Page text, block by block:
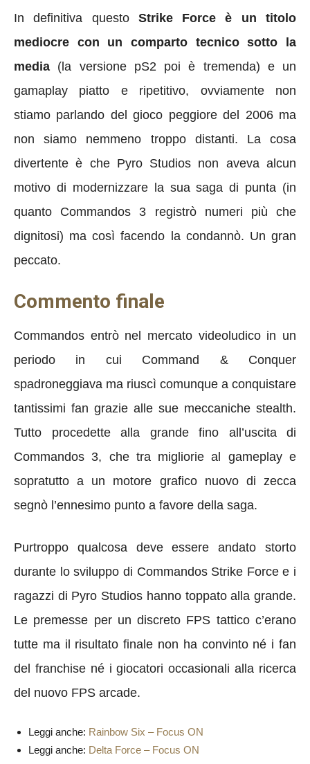
In definitiva questo Strike Force è un titolo
mediocre con un comparto tecnico sotto la
media (la versione pS2 poi è tremenda) e un
gamaplay piatto e ripetitivo, ovviamente non
stiamo parlando del gioco peggiore del 2006 ma
non siamo nemmeno troppo distanti. La cosa
divertente è che Pyro Studios non aveva alcun
motivo di modernizzare la sua saga di punta (in
quanto Commandos 3 registrò numeri più che
dignitosi) ma così facendo la condannò. Un gran
peccato.
Commento finale
Commandos entrò nel mercato videoludico in un
periodo in cui Command & Conquer
spadroneggiava ma riuscì comunque a conquistare
tantissimi fan grazie alle sue meccaniche stealth.
Tutto procedette alla grande fino all’uscita di
Commandos 3, che tra migliorie al gameplay e
sopratutto a un motore grafico nuovo di zecca
segnò l’ennesimo punto a favore della saga.
Purtroppo qualcosa deve essere andato storto
durante lo sviluppo di Commandos Strike Force e i
ragazzi di Pyro Studios hanno toppato alla grande.
Le premesse per un discreto FPS tattico c’erano
tutte ma il risultato finale non ha convinto né i fan
del franchise né i giocatori occasionali alla ricerca
del nuovo FPS arcade.
Leggi anche: Rainbow Six – Focus ON
Leggi anche: Delta Force – Focus ON